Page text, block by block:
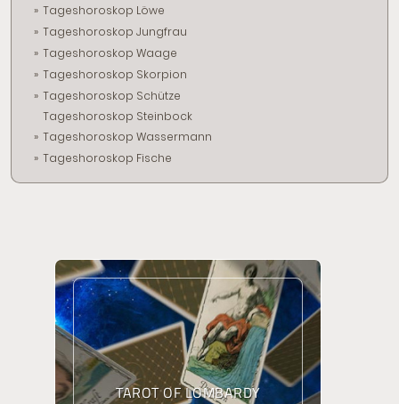
Tageshoroskop Löwe
Tageshoroskop Jungfrau
Tageshoroskop Waage
Tageshoroskop Skorpion
Tageshoroskop Schütze
Tageshoroskop Steinbock
Tageshoroskop Wassermann
Tageshoroskop Fische
TAROT OF LOMBARDY